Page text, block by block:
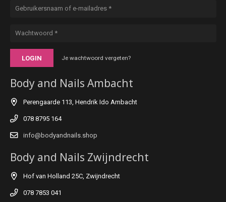
LOGIN Je wachtwoord vergeten?
Body and Nails Ambacht
Perengaarde 113, Hendrik Ido Ambacht
078 8795 164
info@bodyandnails.shop
Body and Nails Zwijndrecht
Hof van Holland 25C, Zwijndrecht
078 7853 041